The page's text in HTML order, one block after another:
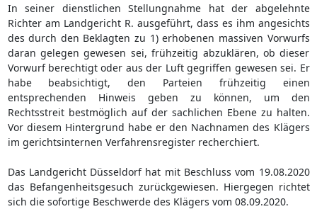
In seiner dienstlichen Stellungnahme hat der abgelehnte
Richter am Landgericht R. ausgeführt, dass es ihm angesichts
des durch den Beklagten zu 1) erhobenen massiven Vorwurfs
daran gelegen gewesen sei, frühzeitig abzuklären, ob dieser
Vorwurf berechtigt oder aus der Luft gegriffen gewesen sei. Er
habe beabsichtigt, den Parteien frühzeitig einen
entsprechenden Hinweis geben zu können, um den
Rechtsstreit bestmöglich auf der sachlichen Ebene zu halten.
Vor diesem Hintergrund habe er den Nachnamen des Klägers
im gerichtsinternen Verfahrensregister recherchiert.
Das Landgericht Düsseldorf hat mit Beschluss vom 19.08.2020
das Befangenheitsgesuch zurückgewiesen. Hiergegen richtet
sich die sofortige Beschwerde des Klägers vom 08.09.2020.